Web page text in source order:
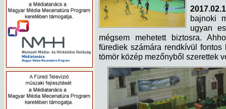
bajnoki
ugyan
mégsem mehetett biztosra.
fürediek számára rendkívül
tömör közép mezőnyből szerettek